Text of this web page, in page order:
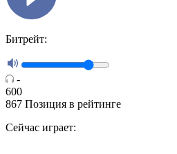
Битрейт:
-
600
867 Позиция в рейтинге
Сейчас играет: